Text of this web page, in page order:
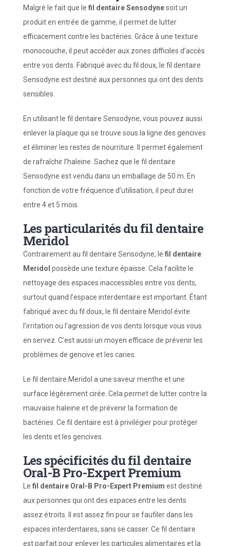
Malgré le fait que le fil dentaire Sensodynesoit un
produit en entrée de gamme, il permet de lutter
efficacement contre les bactéries. Grâce à une texture
monocouche, il peut accéder aux zones difficiles d’accès
entre vos dents. Fabriqué avec du fil doux, le fil dentaire
Sensodyne est destiné aux personnes qui ont des dents
sensibles.
En utilisant le fil dentaire Sensodyne, vous pouvez aussi
enlever la plaque qui se trouve sous la ligne des gencives
et éliminer les restes de nourriture. Il permet également
de rafraîchir l’haleine. Sachez que le fil dentaire
Sensodyne est vendu dans un emballage de 50 m. En
fonction de votre fréquence d’utilisation, il peut durer
entre 4 et 5 mois.
Les particularités du fil dentaire
Meridol
Contrairement au fil dentaire Sensodyne, le fil dentaire
Meridol possède une texture épaisse. Cela facilite le
nettoyage des espaces inaccessibles entre vos dents,
surtout quand l’espace interdentaire est important. Étant
fabriqué avec du fil doux, le fil dentaire Meridol évite
l’irritation ou l’agression de vos dents lorsque vous vous
en servez. C’est aussi un moyen efficace de prévenir les
problèmes de gencive et les caries.
Le fil dentaire Meridol a une saveur menthe et une
surface légèrement cirée. Cela permet de lutter contre la
mauvaise haleine et de prévenir la formation de
bactéries. Ce fil dentaire est à privilégier pour protéger
les dents et les gencives.
Les spécificités du fil dentaire
Oral-B Pro-Expert Premium
Le fil dentaire Oral-B Pro-Expert Premium est destiné
aux personnes qui ont des espaces entre les dents
assez étroits. Il est assez fin pour se faufiler dans les
espaces interdentaires, sans se casser. Ce fil dentaire
est parfait pour enlever les particules alimentaires et la